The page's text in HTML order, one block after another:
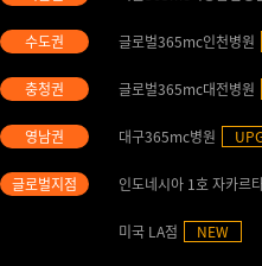
글로벌365mc인천병원
글로벌365mc대전병원
대구365mc병원
인도네시아 1호 자카르
미국 LA점 NEW